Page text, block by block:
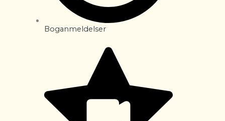
Boganmeldelser